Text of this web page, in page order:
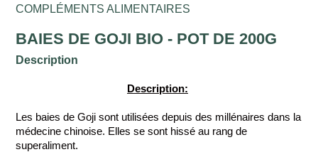
COMPLÉMENTS ALIMENTAIRES
BAIES DE GOJI BIO - POT DE 200G
Description
Description:
Les baies de Goji sont utilisées depuis des millénaires dans la
médecine chinoise. Elles se sont hissé au rang de
superaliment.